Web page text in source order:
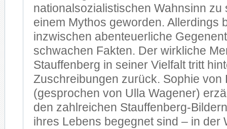
nationalsozialistischen Wahnsinn zu
einem Mythos geworden. Allerdings
inzwischen abenteuerliche
schwachen Fakten. Der wirkliche
Stauffenberg in seiner Vielfalt tritt
Zuschreibungen zurück. Sophie von
(gesprochen von Ulla Wagener)
den zahlreichen Stauffenberg-
ihres Lebens begegnet sind – in der